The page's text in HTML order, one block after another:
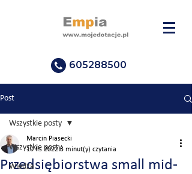
605288500
Post
Wszystkie posty
Wiedza
Wszystkie posty
Przedsiębiorstwa small mid-
Marcin Piasecki
10 lis 2022 3 minut(y) czytania